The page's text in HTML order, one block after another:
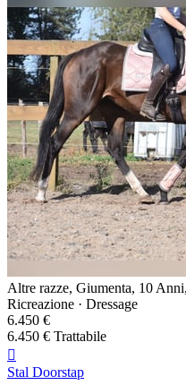
Altre razze, Giumenta, 10
Ricreazione · Dressage
6.450 €
6.450 € Trattabile

Stal Doorstap